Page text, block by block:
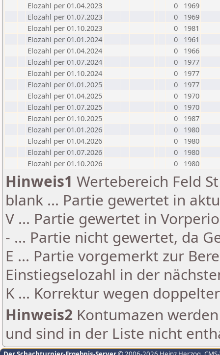
Elozahl per 01.04.2023
0
1969
Elozahl per 01.07.2023
0
1969
Elozahl per 01.10.2023
0
1981
Elozahl per 01.01.2024
0
1961
Elozahl per 01.04.2024
0
1966
Elozahl per 01.07.2024
0
1977
Elozahl per 01.10.2024
0
1977
Elozahl per 01.01.2025
0
1977
Elozahl per 01.04.2025
0
1970
Elozahl per 01.07.2025
0
1970
Elozahl per 01.10.2025
0
1987
Elozahl per 01.01.2026
0
1980
Elozahl per 01.04.2026
0
1980
Elozahl per 01.07.2026
0
1980
Elozahl per 01.10.2026
0 1980
Hinweis1 Wertebereich Feld
blank ... Partie gewertet in
V ... Partie gewertet in
- ... Partie nicht gewertet, da
E ... Partie vorgemerkt zur
Einstiegselozahl in der
K ... Korrektur wegen
Hinweis2 Kontumazen
und sind in der Liste nicht